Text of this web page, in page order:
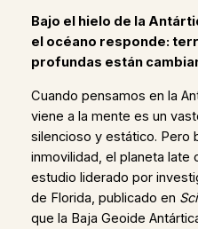
Bajo el hielo de la
el océano responde:
profundas están
Cuando pensamos en la
viene a la mente es un
silencioso y estático. Pero
inmovilidad, el planeta late
estudio liderado por
de Florida, publicado en
que la Baja Geoide